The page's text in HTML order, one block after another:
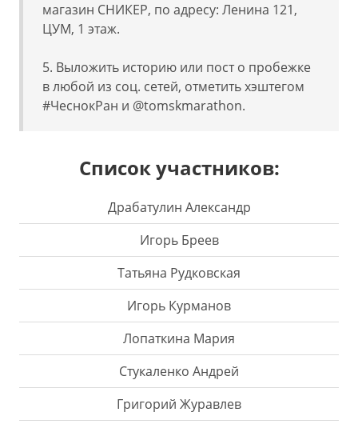
магазин СНИКЕР, по адресу: Ленина 121,
ЦУМ, 1 этаж.
5. Выложить историю или пост о пробежке
в любой из соц. сетей, отметить хэштегом
#ЧеснокРан и @tomskmarathon.
Список участников:
Драбатулин Александр
Игорь Бреев
Татьяна Рудковская
Игорь Курманов
Лопаткина Мария
Стукаленко Андрей
Григорий Журавлев